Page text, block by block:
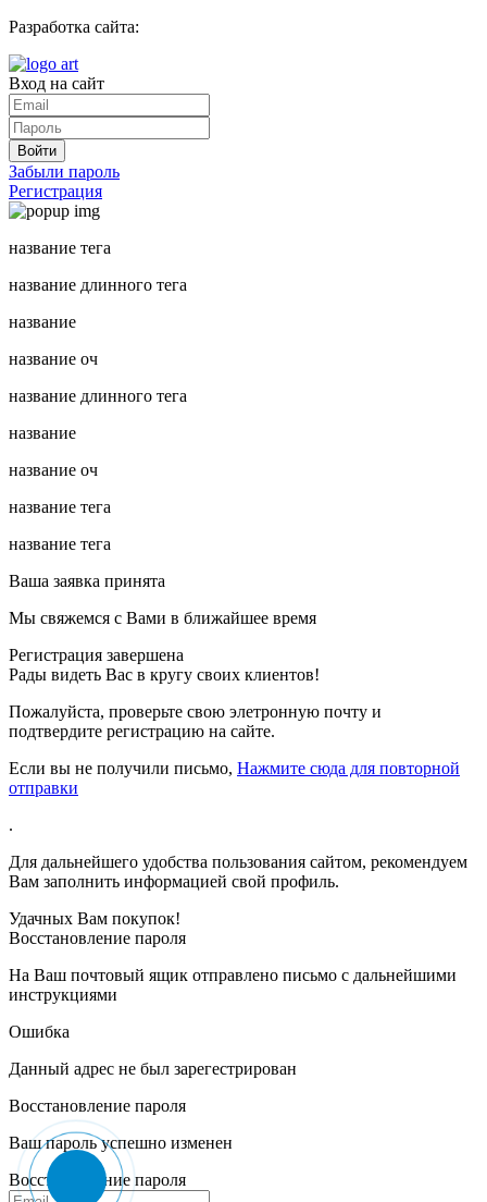
Разработка сайта:
Вход на сайт
Войти
Забыли пароль
Регистрация
название тега
название длинного тега
название
название оч
название длинного тега
название
название оч
название тега
название тега
Ваша заявка принята
Мы свяжемся с Вами в ближайшее время
Регистрация завершена
Рады видеть Вас в кругу своих клиентов!
Пожалуйста, проверьте свою элетронную почту и
подтвердите регистрацию на сайте.
Если вы не получили письмо, Нажмите сюда для повторной
отправки
.
Для дальнейшего удобства пользования сайтом, рекомендуем
Вам заполнить информацией свой профиль.
Удачных Вам покупок!
Восстановление пароля
На Ваш почтовый ящик отправлено письмо с дальнейшими
инструкциями
Ошибка
Данный адрес не был зарегестрирован
Восстановление пароля
Ваш пароль успешно изменен
Восстановление пароля